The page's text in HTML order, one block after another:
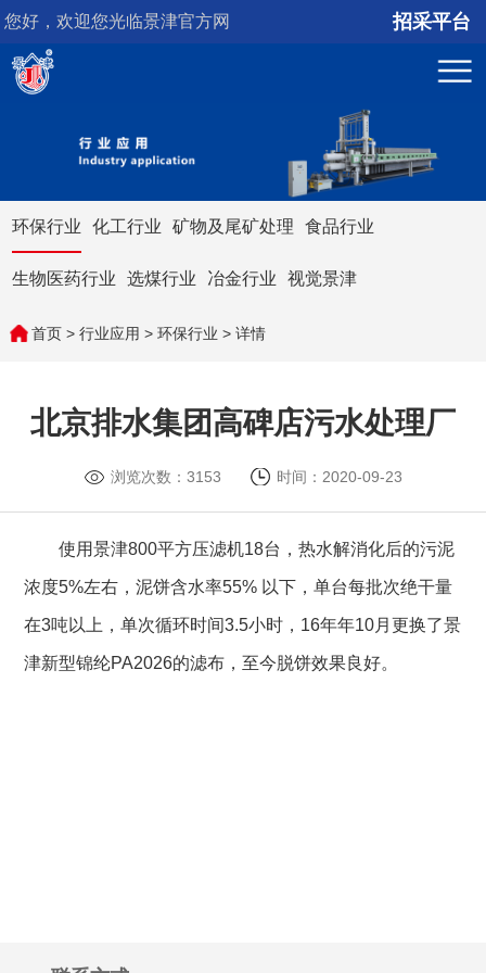
您好，欢迎您光临景津官方网
站！
招采平台
环保行业 化工行业 矿物及尾矿处理 食品行业
生物医药行业 选煤行业 冶金行业 视觉景津
首页> 行业应用 > 环保行业 > 详情
北京排水集团高碑店污水处理厂
浏览次数： 3153 时间：2020-09-23
使用景津800平方压滤机18台，热水解消化后的污泥
浓度5%左右，泥饼含水率55% 以下，单台每批次绝干量
在3吨以上，单次循环时间3.5小时，16年年10月更换了景
津新型锦纶PA2026的滤布，至今脱饼效果良好。